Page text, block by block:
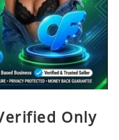
Only